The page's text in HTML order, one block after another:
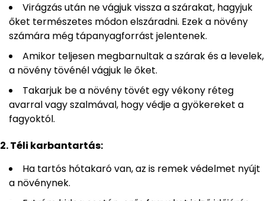
Virágzás után ne vágjuk vissza a szárakat, hagyjuk
őket természetes módon elszáradni. Ezek a növény
számára még tápanyagforrást jelentenek.
Amikor teljesen megbarnultak a szárak és a levelek,
a növény tövénél vágjuk le őket.
Takarjuk be a növény tövét egy vékony réteg
avarral vagy szalmával, hogy védje a gyökereket a
fagyoktól.
2. Téli karbantartás:
Ha tartós hótakaró van, az is remek védelmet nyújt
a növénynek.